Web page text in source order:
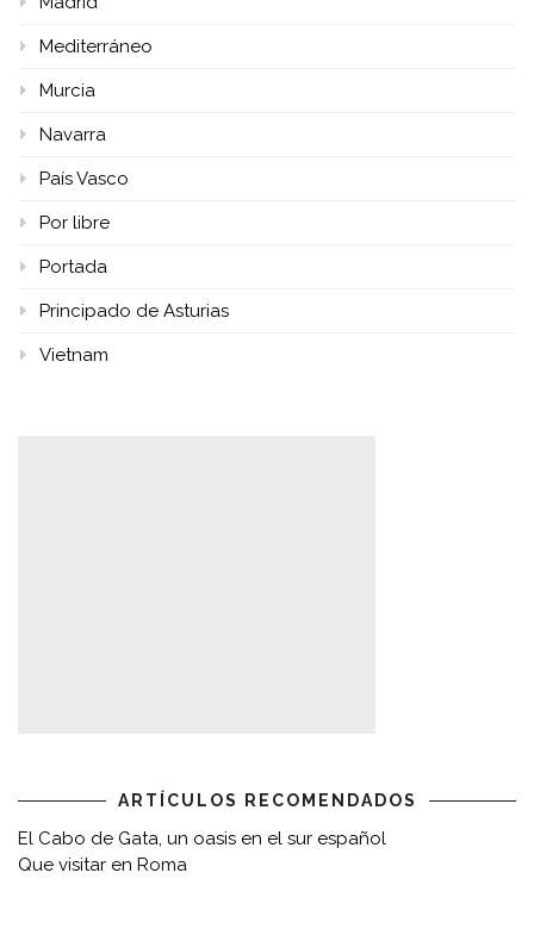
Mediterráneo
Murcia
Navarra
País Vasco
Por libre
Portada
Principado de Asturias
Vietnam
ARTÍCULOS RECOMENDADOS
El Cabo de Gata, un oasis en el sur español
Que visitar en Roma